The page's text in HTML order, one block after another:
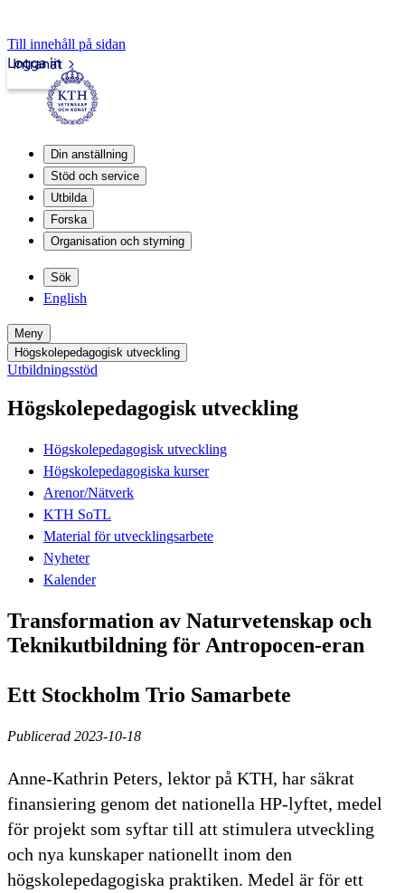
Till innehåll på sidan
Intranät
Logga in
Din anställning
Stöd och service
Utbilda
Forska
Organisation och styrning
Sök
English
Meny
Högskolepedagogisk utveckling
Utbildningsstöd
Högskolepedagogisk utveckling
Högskolepedagogisk utveckling
Högskolepedagogiska kurser
Arenor/Nätverk
KTH SoTL
Material för utvecklingsarbete
Nyheter
Kalender
Transformation av Naturvetenskap och
Teknikutbildning för Antropocen-eran
Ett Stockholm Trio Samarbete
Publicerad 2023-10-18
Anne-Kathrin Peters, lektor på KTH, har säkrat
finansiering genom det nationella HP-lyftet, medel
för projekt som syftar till att stimulera utveckling
och nya kunskaper nationellt inom den
högskolepedagogiska praktiken. Medel är för ett